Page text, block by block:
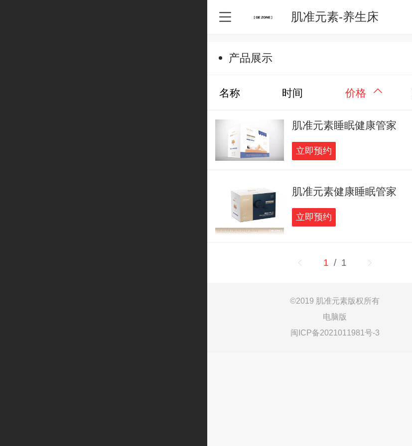
肌准元素-养生床
产品展示
名称 时间 价格
肌准元素睡眠健康管家
立即预约
肌准元素健康睡眠管家
立即预约
1 / 1
©2019 肌准元素版权所有
电脑版
闽ICP备2021011981号-3